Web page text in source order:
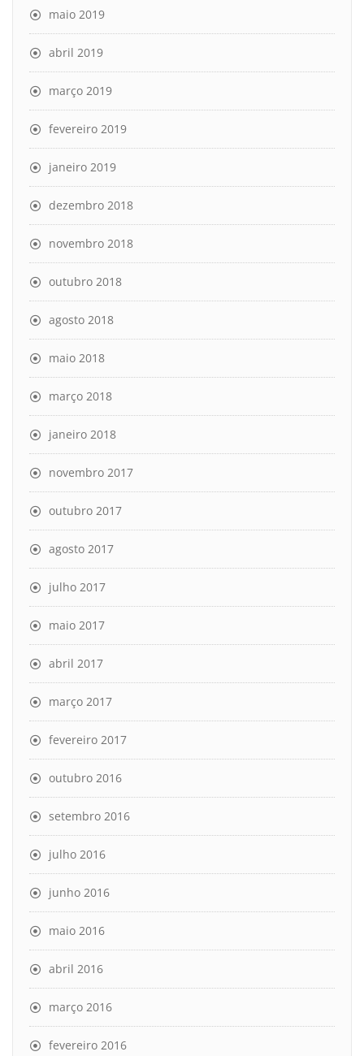
maio 2019
abril 2019
março 2019
fevereiro 2019
janeiro 2019
dezembro 2018
novembro 2018
outubro 2018
agosto 2018
maio 2018
março 2018
janeiro 2018
novembro 2017
outubro 2017
agosto 2017
julho 2017
maio 2017
abril 2017
março 2017
fevereiro 2017
outubro 2016
setembro 2016
julho 2016
junho 2016
maio 2016
abril 2016
março 2016
fevereiro 2016